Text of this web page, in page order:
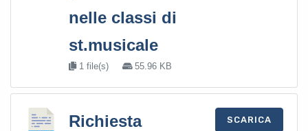
nelle classi di
st.musicale
1 file(s) 55.96 KB
Richiesta
SCARICA